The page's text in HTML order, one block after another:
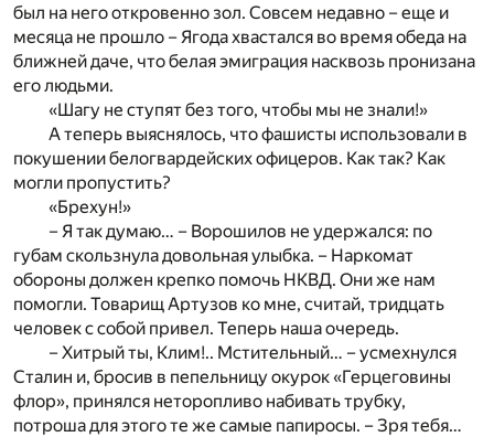
был на него откровенно зол. Совсем недавно – еще и
месяца не прошло – Ягода хвастался во время обеда на
ближней даче, что белая эмиграция насквозь пронизана
его людьми.
«Шагу не ступят без того, чтобы мы не знали!»
А теперь выяснялось, что фашисты использовали в
покушении белогвардейских офицеров. Как так? Как
могли пропустить?
«Брехун!»
– Я так думаю… – Ворошилов не удержался: по
губам скользнула довольная улыбка. – Наркомат
обороны должен крепко помочь НКВД. Они же нам
помогли. Товарищ Артузов ко мне, считай, тридцать
человек с собой привел. Теперь наша очередь.
– Хитрый ты, Клим!.. Мстительный… – усмехнулся
Сталин и, бросив в пепельницу окурок «Герцеговины
флор», принялся неторопливо набивать трубку,
потроша для этого те же самые папиросы. – Зря тебя…